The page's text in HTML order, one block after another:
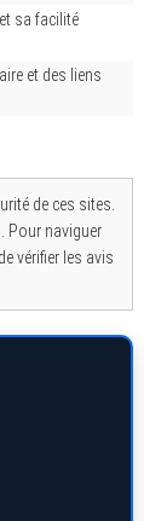
sa facilité
et des liens
de ces sites.
Pour naviguer
vérifier les avis